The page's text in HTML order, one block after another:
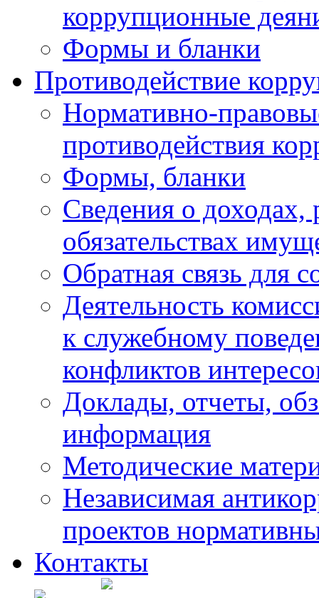
коррупционные
Формы и бланки
Противодействие
Нормативно-
противодействия
Формы, бланки
Сведения о доходах,
обязательствах
Обратная связь для
Деятельность
к служебному
конфликтов
Доклады, отчеты,
информация
Методические
Независимая
проектов
Контакты